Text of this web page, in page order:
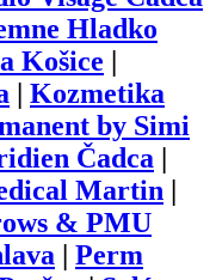
Hladko
Košice
Kozmetika
by Simi
Čadca
Martin
& PMU
Perm